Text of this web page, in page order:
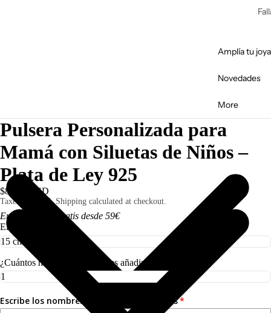
Amplía tu joya
Novedades
More
Pulsera Personalizada para
Mamá con Siluetas de Niños –
Plata de Ley 925
$80.00 USD
Taxes included. Shipping calculated at checkout.
Envío 3,50€ I Gratis desde 59€
Elige la talla
¿Cuántos niños o niñas quieres añadir?
Escribe los nombres separados por comas